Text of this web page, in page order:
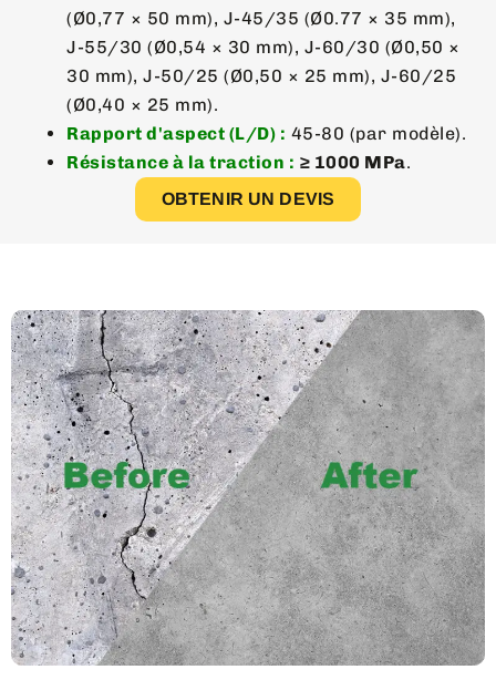
(Ø0,77 × 50 mm), J-45/35 (Ø0.77 × 35 mm),
J-55/30 (Ø0,54 × 30 mm), J-60/30 (Ø0,50 ×
30 mm), J-50/25 (Ø0,50 × 25 mm), J-60/25
(Ø0,40 × 25 mm).
Rapport d'aspect (L/D) : 45-80 (par modèle).
Résistance à la traction : ≥ 1000 MPa.
OBTENIR UN DEVIS